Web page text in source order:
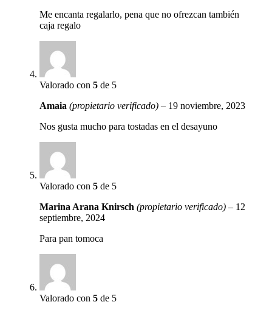
Me encanta regalarlo, pena que no ofrezcan también
caja regalo
Valorado con5 de 5
Amaia(propietario verificado) – 19 noviembre, 2023
Nos gusta mucho para tostadas en el desayuno
Valorado con5 de 5
Marina Arana Knirsch(propietario verificado) – 12
septiembre, 2024
Para pan tomoca
Valorado con5 de 5